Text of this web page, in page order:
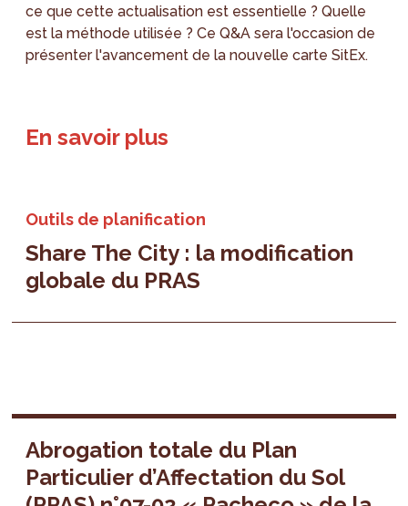
ce que cette actualisation est essentielle ? Quelle
est la méthode utilisée ? Ce Q&A sera l'occasion de
présenter l'avancement de la nouvelle carte SitEx.
En savoir plus
Outils de planification
Share The City : la modification
globale du PRAS
Abrogation totale du Plan
Particulier d’Affectation du Sol